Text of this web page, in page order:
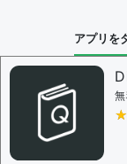
問題の編
審査に対
決定に必
編集ガイドライン
アプリを